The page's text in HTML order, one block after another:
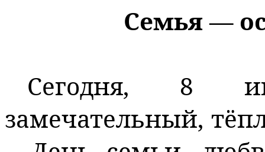
Семья —
Сегодня, 8
замечательный,